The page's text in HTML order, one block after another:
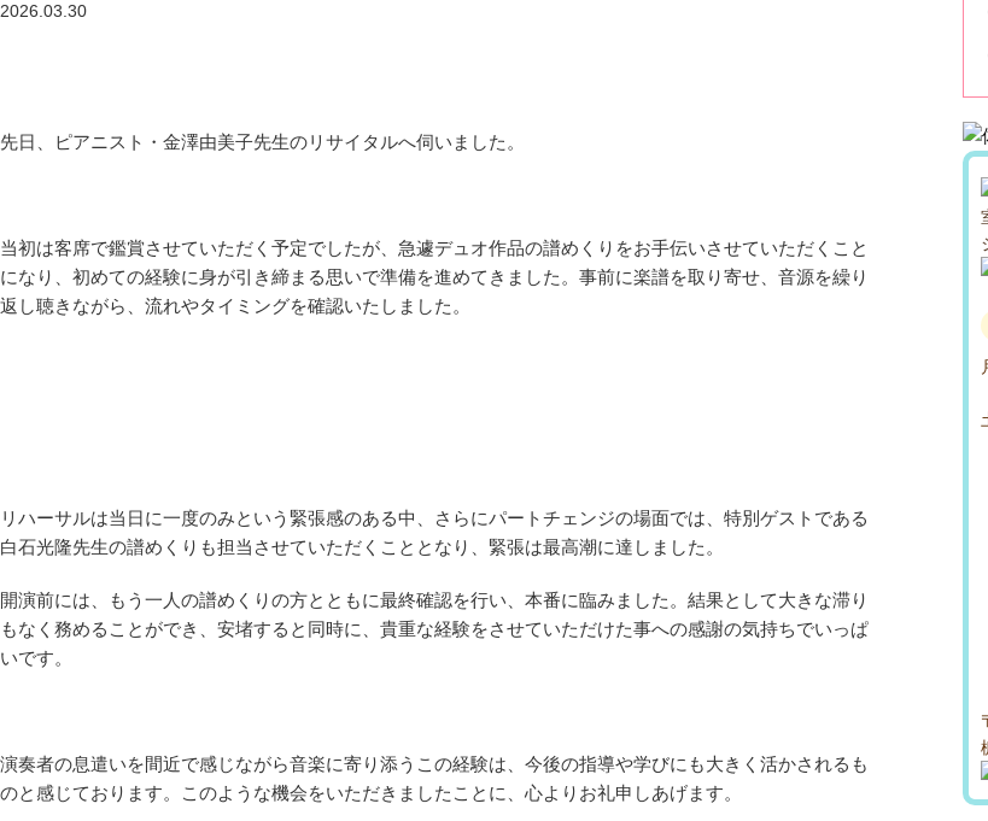
2026.03.30
先日、ピアニスト・金澤由美子先生のリサイタルへ伺いました。
当初は客席で鑑賞させていただく予定でしたが、急遽デュオ作品の譜めくりをお手伝いさせていただくこと
になり、初めての経験に身が引き締まる思いで準備を進めてきました。事前に楽譜を取り寄せ、音源を繰り
返し聴きながら、流れやタイミングを確認いたしました。
リハーサルは当日に一度のみという緊張感のある中、さらにパートチェンジの場面では、特別ゲストである
白石光隆先生の譜めくりも担当させていただくこととなり、緊張は最高潮に達しました。
開演前には、もう一人の譜めくりの方とともに最終確認を行い、本番に臨みました。結果として大きな滞り
もなく務めることができ、安堵すると同時に、貴重な経験をさせていただけた事への感謝の気持ちでいっぱ
いです。
演奏者の息遣いを間近で感じながら音楽に寄り添うこの経験は、今後の指導や学びにも大きく活かされるも
のと感じております。このような機会をいただきましたことに、心よりお礼申しあげます。